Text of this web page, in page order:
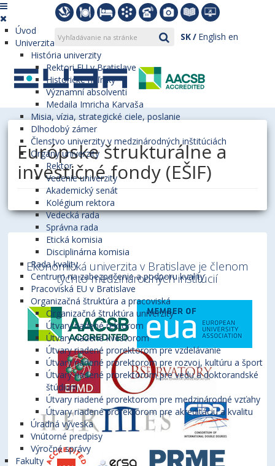
SK English en
Úvod
Univerzita
História univerzity
Rektori EU v Bratislave
Historické míľniky
Významní absolventi
Medaila Imricha Karvaša
Misia, vízia, strategické ciele, poslanie
Dlhodobý zámer
Členstvo univerzity v medzinárodných inštitúciách
Orgány univerzity
Rektor
Vedenie univerzity
Akademický senát
Kolégium rektora
Vedecká rada
Správna rada
Etická komisia
Disciplinárna komisia
Rada kvality
Centrum na zabezpečenie a podporu kvality
Pracoviská EU v Bratislave
Organizačná štruktúra a pracoviská
Organizačná štruktúra univerzity
Útvary riadené rektorom
Útvary riadené kvestorom
Útvary riadené prorektorom pre vzdelávanie
Útvary riadené prorektorom pre rozvoj, kultúru a šport
Útvary riadené prorektorom pre vedu a doktorandské
štúdium
Útvary riadené prorektorom pre medzinárodné vzťahy
Útvary riadené prorektorom pre akreditáciu a kvalitu
Úradná výveska
Vnútorné predpisy
Výročné správy
Fakulty
Európske štrukturálne a
investičné fondy (EŠIF)
Ekonomická univerzita v Bratislave je členom
týchto medzinárodných inštitúcií